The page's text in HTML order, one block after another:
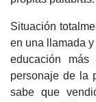
Situación
en una llamada
educación
personaje de la
sabe que